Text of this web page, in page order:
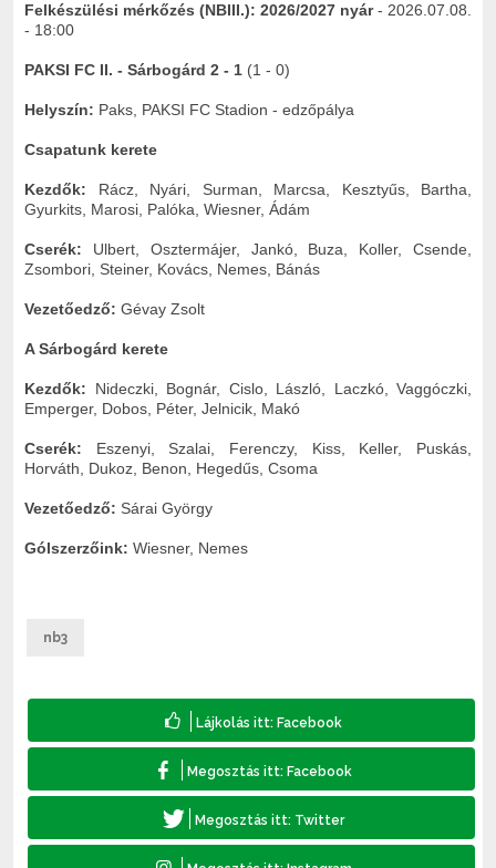
Felkészülési mérkőzés (NBIII.): 2026/2027 nyár - 2026.07.08.
- 18:00
PAKSI FC II. - Sárbogárd 2 - 1 (1 - 0)
Helyszín: Paks, PAKSI FC Stadion - edzőpálya
Csapatunk kerete
Kezdők: Rácz, Nyári, Surman, Marcsa, Kesztyűs, Bartha,
Gyurkits, Marosi, Palóka, Wiesner, Ádám
Cserék: Ulbert, Osztermájer, Jankó, Buza, Koller, Csende,
Zsombori, Steiner, Kovács, Nemes, Bánás
Vezetőedző: Gévay Zsolt
A Sárbogárd kerete
Kezdők: Nideczki, Bognár, Cislo, László, Laczkó, Vaggóczki,
Emperger, Dobos, Péter, Jelnicik, Makó
Cserék: Eszenyi, Szalai, Ferenczy, Kiss, Keller, Puskás,
Horváth, Dukoz, Benon, Hegedűs, Csoma
Vezetőedző: Sárai György
Gólszerzőink: Wiesner, Nemes
nb3